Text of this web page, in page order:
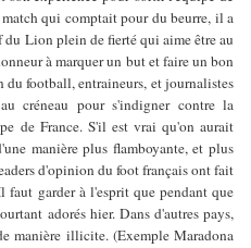
qui comptait pour du beurre, il a
Lion plein de fierté qui aime être au
à marquer un but et faire un bon
football, entraineurs, et journalistes
créneau pour s'indigner contre la
de France. S'il est vrai qu'on aurait
manière plus flamboyante, et plus
d'opinion du foot français ont fait
garder à l'esprit que pendant que
adorés hier. Dans d'autres pays,
manière illicite. (Exemple Maradona